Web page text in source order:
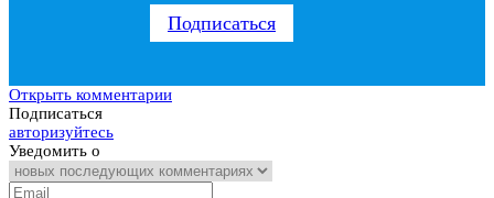
Подписаться
Открыть комментарии
Подписаться
авторизуйтесь
Уведомить о